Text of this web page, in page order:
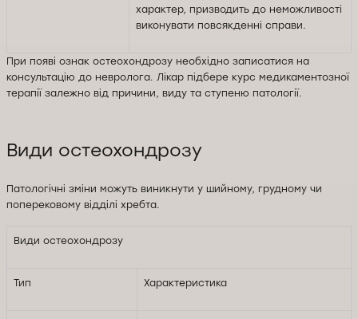
характер, призводить до неможливості
виконувати повсякденні справи.
При появі ознак остеохондрозу необхідно записатися на
консультацію до невролога. Лікар підбере курс медикаментозної
терапії залежно від причини, виду та ступеню патології.
Види остеохондрозу
Патологічні зміни можуть виникнути у шийному, грудному чи
поперековому відділі хребта.
Види остеохондрозу
Тип Характеристика